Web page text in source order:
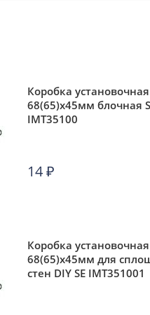
Коробка
68(65)х45мм блочная
IMT35100
14₽
Коробка установочная
68(65)х45мм для
стен DIY SE IMT351001